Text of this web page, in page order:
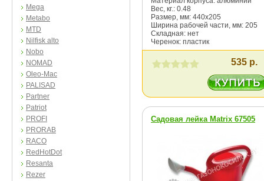
Mega
Metabo
MTD
Nilfisk alto
Nobo
NOMAD
Oleo-Mac
PALISAD
Partner
Patriot
PROFI
PRORAB
RACO
RedHotDot
Resanta
Rezer
Вес, кг.: 0.48
Размер, мм: 440х205
Ширина рабочей части, мм: 205
Складная: нет
Черенок: пластик
535 р.
Садовая лейка Matrix 67505